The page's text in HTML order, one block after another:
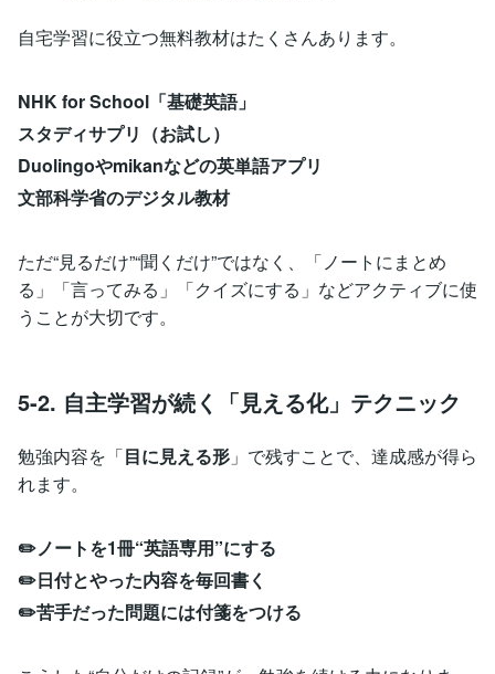
自宅学習に役立つ無料教材はたくさんあります。
NHK for School「基礎英語」
スタディサプリ（お試し）
Duolingoやmikanなどの英単語アプリ
文部科学省のデジタル教材
ただ“見るだけ”“聞くだけ”ではなく、「ノートにまとめ
る」「言ってみる」「クイズにする」などアクティブに使
うことが大切です。
5-2. 自主学習が続く「見える化」テクニック
勉強内容を「目に見える形 」で残すことで、達成感が得ら
れます。
✏️ノートを1冊“英語専用”にする
✏️日付とやった内容を毎回書く
✏️苦手だった問題には付箋をつける